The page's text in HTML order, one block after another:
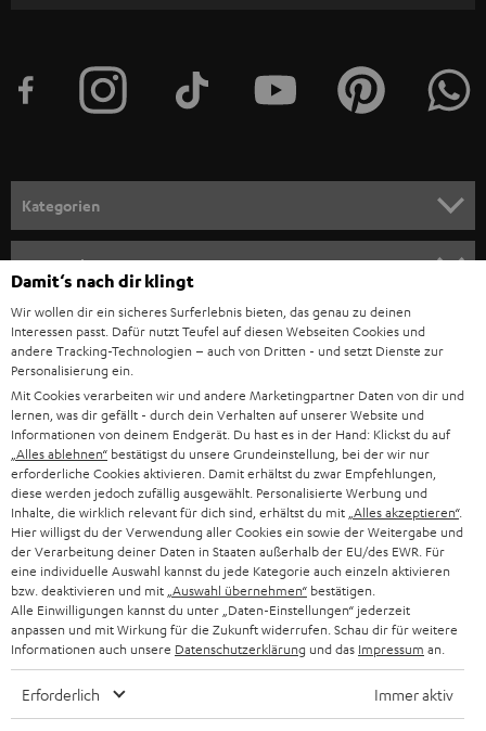
e
n
m
e
l
d
u
n
g
Kategorien
SOUNDBAR
HIFI-LAUTSPRECHER
SMART HOME
BLUETOOTH-LAUTSPRECHER
KOPFHÖRER
BLUETOOTH-KOPFHÖRER
STEREOANLAGEN
Unternehmen
SUPPORT
KARRIERE
PRESSE & MARKETING
GESCHÄFTSKUNDEN
PARTNERPROGRAMM
BLOG
NEWSLETTER
STORES
DEINE VORTEILE BEI TEUFEL
Teufel Onlineshops
DEUTSCHLAND
ÖSTERREICH
SCHWEIZ
NIEDERLANDE
BELGIEN
FRANKREICH
Damit‘s nach dir klingt
Wir wollen dir ein sicheres Surferlebnis bieten, das genau zu deinen
Interessen passt. Dafür nutzt Teufel auf diesen Webseiten Cookies und
andere Tracking-Technologien – auch von Dritten - und setzt Dienste zur
Personalisierung ein.
Mit Cookies verarbeiten wir und andere Marketingpartner Daten von dir und
lernen, was dir gefällt - durch dein Verhalten auf unserer Website und
Informationen von deinem Endgerät. Du hast es in der Hand: Klickst du auf
„Alles ablehnen“ bestätigst du unsere Grundeinstellung, bei der wir nur
erforderliche Cookies aktivieren. Damit erhältst du zwar Empfehlungen,
diese werden jedoch zufällig ausgewählt. Personalisierte Werbung und
Inhalte, die wirklich relevant für dich sind, erhältst du mit „Alles akzeptieren“.
Hier willigst du der Verwendung aller Cookies ein sowie der Weitergabe und
der Verarbeitung deiner Daten in Staaten außerhalb der EU/des EWR. Für
eine individuelle Auswahl kannst du jede Kategorie auch einzeln aktivieren
bzw. deaktivieren und mit „Auswahl übernehmen“ bestätigen.
Alle Einwilligungen kannst du unter „Daten-Einstellungen“ jederzeit
anpassen und mit Wirkung für die Zukunft widerrufen. Schau dir für weitere
Informationen auch unsere Datenschutzerklärung und das Impressum an.
Erforderlich Immer aktiv